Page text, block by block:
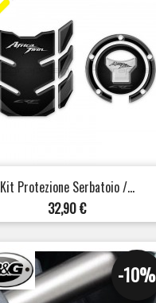
Kit Protezione Serbatoio /...
Prezzo
32,90 €
-10%